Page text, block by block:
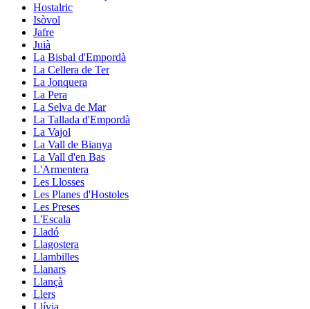
Hostalric
Isòvol
Jafre
Juià
La Bisbal d'Empordà
La Cellera de Ter
La Jonquera
La Pera
La Selva de Mar
La Tallada d'Empordà
La Vajol
La Vall de Bianya
La Vall d'en Bas
L'Armentera
Les Llosses
Les Planes d'Hostoles
Les Preses
L'Escala
Lladó
Llagostera
Llambilles
Llanars
Llançà
Llers
Llívia